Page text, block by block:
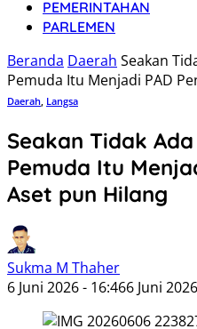
PEMERINTAHAN
PARLEMEN
Beranda Daerah Seakan
Pemuda Itu Menjadi PAD
Daerah, Langsa
Seakan Tidak
Pemuda Itu
Aset pun Hilang
Sukma M Thaher
6 Juni 2026 - 16:466 Juni